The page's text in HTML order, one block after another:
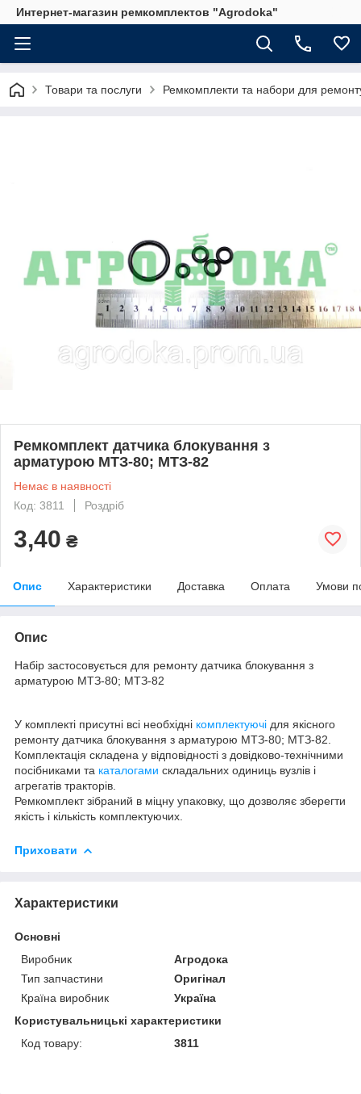
Интернет-магазин ремкомплектов "Agrodoka"
Товари та послуги Ремкомплекти та набори для
Ремкомплект датчика блокування з
арматурою МТЗ-80; МТЗ-82
Немає в наявності
Код: 3811
Роздріб
3,40 ₴
Опис Характеристики Доставка Оплата Умови
Опис
Набір застосовується для ремонту датчика блокування з
арматурою МТЗ-80; МТЗ-82
У комплекті присутні всі необхідні комплектуючі для якісного
ремонту датчика блокування з арматурою МТЗ-80; МТЗ-82.
Комплектація складена у відповідності з довідково-технічними
посібниками та каталогами складальних одиниць вузлів і
агрегатів тракторів.
Ремкомплект зібраний в міцну упаковку, що дозволяє зберегти
якість і кількість комплектуючих.
Приховати
Характеристики
Основні
Виробник
Агродока
Тип запчастини
Оригінал
Країна виробник
Україна
Користувальницькі характеристики
Код товару:
3811